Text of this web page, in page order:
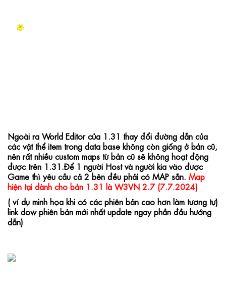
Ngoài ra World Editor của 1.31 thay đổi đường dẫn của
các vật thể item trong data base không còn giống ở bản cũ,
nên rất nhiều custom maps từ bản cũ sẽ không hoạt động
được trên 1.31.Để 1 người Host và người kia vào được
Game thì yêu cầu cả 2 bên đều phải có MAP sẵn. Map
hiện tại dành cho bản 1.31 là W3VN 2.7 (7.7.2024)
( ví dụ minh họa khi có các phiên bản cao hơn làm tương tự)
link dow phiên bản mới nhất update ngay phần đầu hướng
dẫn)